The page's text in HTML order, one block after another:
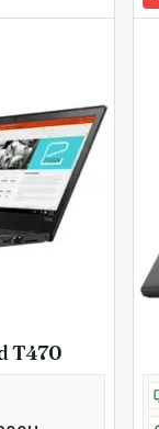
T470